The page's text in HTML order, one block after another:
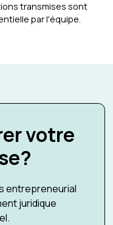
transmises sont
par l'équipe.
votre
entrepreneurial
juridique